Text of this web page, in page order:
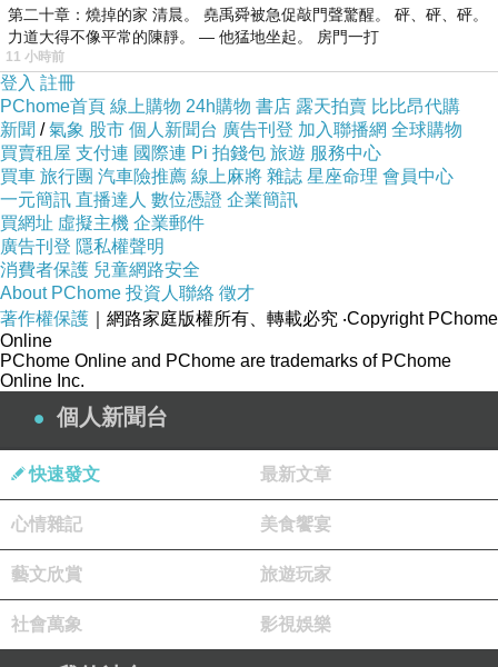
不喝酒的賓客，則招待以泰式椰奶。
第二十章：燒掉的家 清晨。 堯禹舜被急促敲門聲驚醒。 砰、砰、砰。
力道大得不像平常的陳靜。 — 他猛地坐起。 房門一打
11 小時前
登入 註冊
PChome首頁 線上購物 24h購物 書店 露天拍賣 比比昂代購
新聞 /氣象 股市 個人新聞台 廣告刊登 加入聯播網 全球購物
買賣租屋 支付連 國際連 Pi 拍錢包 旅遊 服務中心
買車 旅行團 汽車險推薦 線上麻將 雜誌 星座命理 會員中心
一元簡訊 直播達人 數位憑證 企業簡訊
買網址 虛擬主機 企業郵件
廣告刊登 隱私權聲明
消費者保護 兒童網路安全
About PChome 投資人聯絡 徵才
著作權保護 ｜網路家庭版權所有、轉載必究 ‧Copyright PChome
Online
PChome Online and PChome are trademarks of PChome
Online Inc.
個人新聞台
快速發文 最新文章
心情雜記 美食饗宴
藝文欣賞 旅遊玩家
社會萬象 影視娛樂